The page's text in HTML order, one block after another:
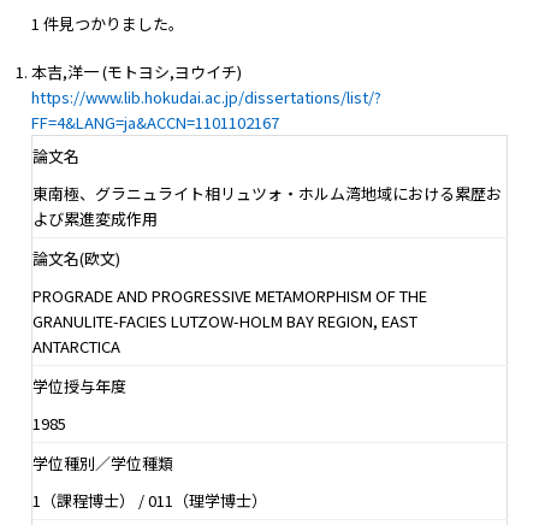
1 件見つかりました。
本吉,洋一 (モトヨシ,ヨウイチ)
https://www.lib.hokudai.ac.jp/dissertations/list/?
FF=4&LANG=ja&ACCN=1101102167
論文名
東南極、グラニュライト相リュツォ・ホルム湾地域における累歴お
よび累進変成作用
論文名(欧文)
PROGRADE AND PROGRESSIVE METAMORPHISM OF THE
GRANULITE-FACIES LUTZOW-HOLM BAY REGION, EAST
ANTARCTICA
学位授与年度
1985
学位種別／学位種類
1（課程博士） / 011（理学博士）